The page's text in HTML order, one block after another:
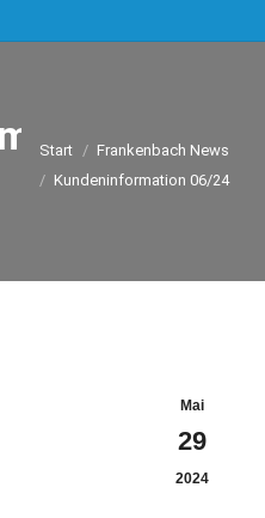
Sie befinden sich hier:
Start
Frankenbach News
Kundeninformation 06/24
Mai
29
2024